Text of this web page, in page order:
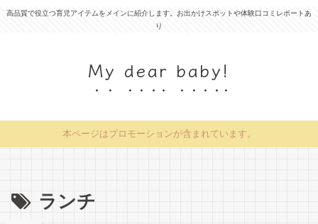
高品質で役立つ育児アイテムをメインに紹介します。お出かけスポットや体験口コミレポートあ
り
My dear baby!
本ページはプロモーションが含まれています。
ランチ